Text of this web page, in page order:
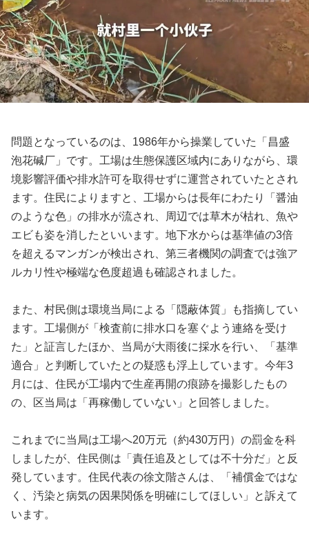
問題となっているのは、1986年から操業していた「昌盛
泡花碱厂」です。工場は生態保護区域内にありながら、環
境影響評価や排水許可を取得せずに運営されていたとされ
ます。住民によりますと、工場からは長年にわたり「醤油
のような色」の排水が流され、周辺では草木が枯れ、魚や
エビも姿を消したといいます。地下水からは基準値の3倍
を超えるマンガンが検出され、第三者機関の調査では強ア
ルカリ性や極端な色度超過も確認されました。
また、村民側は環境当局による「隠蔽体質」も指摘してい
ます。工場側が「検査前に排水口を塞ぐよう連絡を受け
た」と証言したほか、当局が大雨後に採水を行い、「基準
適合」と判断していたとの疑惑も浮上しています。今年3
月には、住民が工場内で生産再開の痕跡を撮影したもの
の、区当局は「再稼働していない」と回答しました。
これまでに当局は工場へ20万元（約430万円）の罰金を科
しましたが、住民側は「責任追及としては不十分だ」と反
発しています。住民代表の徐文階さんは、「補償金ではな
く、汚染と病気の因果関係を明確にしてほしい」と訴えて
います。